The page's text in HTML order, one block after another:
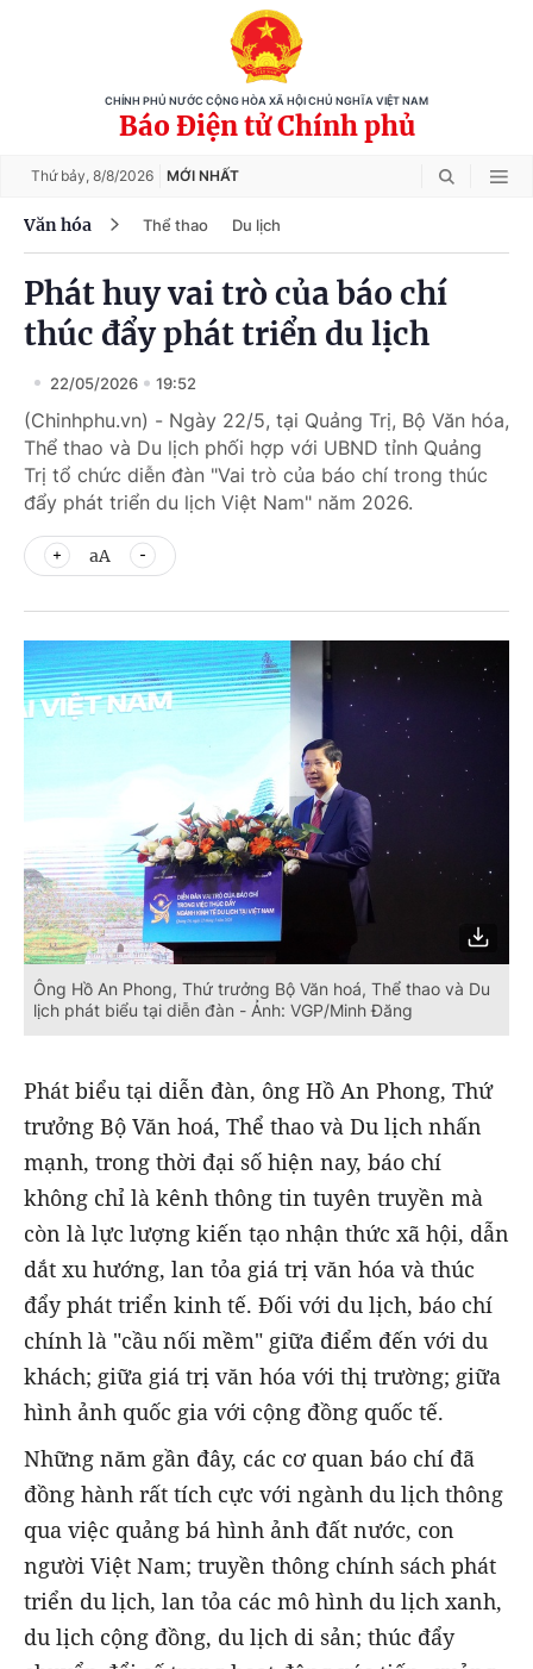
CHÍNH PHỦ NƯỚC CỘNG HÒA XÃ HỘI CHỦ NGHĨA VIỆT NAM
Báo Điện tử Chính phủ
Thứ bảy, 8/8/2026 MỚI NHẤT
Văn hóa Thể thao Du lịch
Phát huy vai trò của báo chí
thúc đẩy phát triển du lịch
22/05/2026 19:52
(Chinhphu.vn) - Ngày 22/5, tại Quảng Trị, Bộ Văn hóa,
Thể thao và Du lịch phối hợp với UBND tỉnh Quảng
Trị tổ chức diễn đàn "Vai trò của báo chí trong thúc
đẩy phát triển du lịch Việt Nam" năm 2026.
aA
Ông Hồ An Phong, Thứ trưởng Bộ Văn hoá, Thể thao và Du
lịch phát biểu tại diễn đàn - Ảnh: VGP/Minh Đăng
Phát biểu tại diễn đàn, ông Hồ An Phong, Thứ
trưởng Bộ Văn hoá, Thể thao và Du lịch nhấn
mạnh, trong thời đại số hiện nay, báo chí
không chỉ là kênh thông tin tuyên truyền mà
còn là lực lượng kiến tạo nhận thức xã hội, dẫn
dắt xu hướng, lan tỏa giá trị văn hóa và thúc
đẩy phát triển kinh tế. Đối với du lịch, báo chí
chính là "cầu nối mềm" giữa điểm đến với du
khách; giữa giá trị văn hóa với thị trường; giữa
hình ảnh quốc gia với cộng đồng quốc tế.
Những năm gần đây, các cơ quan báo chí đã
đồng hành rất tích cực với ngành du lịch thông
qua việc quảng bá hình ảnh đất nước, con
người Việt Nam; truyền thông chính sách phát
triển du lịch, lan tỏa các mô hình du lịch xanh,
du lịch cộng đồng, du lịch di sản; thúc đẩy